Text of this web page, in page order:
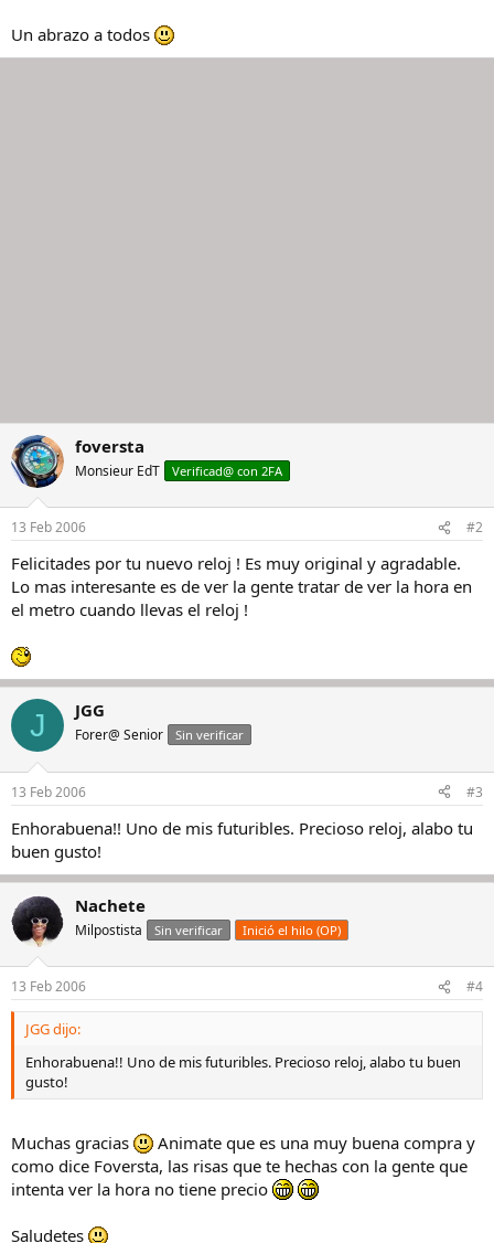
Un abrazo a todos
foversta
Monsieur EdT Verificad@ con 2FA
13 Feb 2006 #2
Felicitades por tu nuevo reloj ! Es muy original y agradable.
Lo mas interesante es de ver la gente tratar de ver la hora en
el metro cuando llevas el reloj !
J JGG
Forer@ Senior Sin verificar
13 Feb 2006 #3
Enhorabuena!! Uno de mis futuribles. Precioso reloj, alabo tu
buen gusto!
Nachete
Milpostista Sin verificar Inició el hilo (OP)
13 Feb 2006 #4
JGG dijo:
Enhorabuena!! Uno de mis futuribles. Precioso reloj, alabo tu buen
gusto!
Muchas gracias
Animate que es una muy buena compra y
como dice Foversta, las risas que te hechas con la gente que
intenta ver la hora no tiene precio
Saludetes